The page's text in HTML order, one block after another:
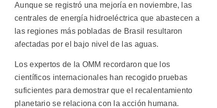
Aunque se registró una mejoría en noviembre, las
centrales de energía hidroeléctrica que abastecen a
las regiones más pobladas de Brasil resultaron
afectadas por el bajo nivel de las aguas.
Los expertos de la OMM recordaron que los
científicos internacionales han recogido pruebas
suficientes para demostrar que el recalentamiento
planetario se relaciona con la acción humana.